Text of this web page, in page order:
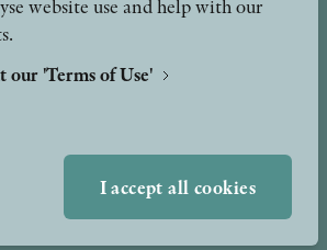
Peer Review process
website use and help with our
our 'Terms of Use'
I accept all cookies